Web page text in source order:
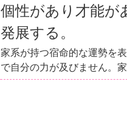
個性があり才能が
発展する。
家系が持つ宿命的な運勢を
で自分の力が及びません。